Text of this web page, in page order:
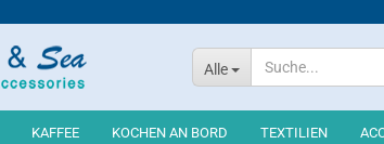
Alle
KAFFEE KOCHEN AN BORD TEXTILIEN